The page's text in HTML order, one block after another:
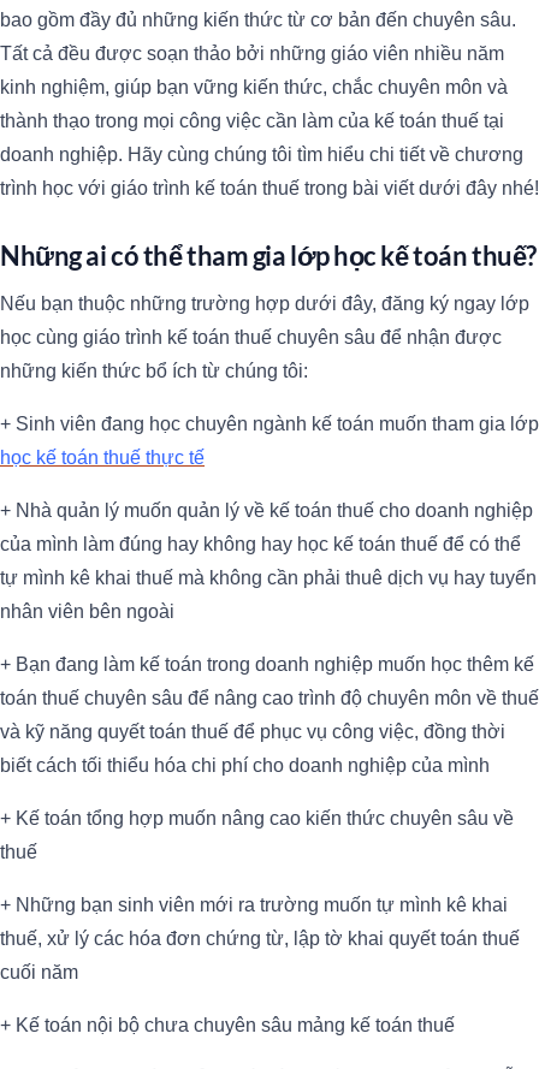
bao gồm đầy đủ những kiến thức từ cơ bản đến chuyên sâu.
Tất cả đều được soạn thảo bởi những giáo viên nhiều năm
kinh nghiệm, giúp bạn vững kiến thức, chắc chuyên môn và
thành thạo trong mọi công việc cần làm của kế toán thuế tại
doanh nghiệp. Hãy cùng chúng tôi tìm hiểu chi tiết về chương
trình học với giáo trình kế toán thuế trong bài viết dưới đây nhé!
Những ai có thể tham gia lớp học kế toán thuế?
Nếu bạn thuộc những trường hợp dưới đây, đăng ký ngay lớp
học cùng giáo trình kế toán thuế chuyên sâu để nhận được
những kiến thức bổ ích từ chúng tôi:
+ Sinh viên đang học chuyên ngành kế toán muốn tham gia lớp
học kế toán thuế thực tế
+ Nhà quản lý muốn quản lý về kế toán thuế cho doanh nghiệp
của mình làm đúng hay không hay học kế toán thuế để có thể
tự mình kê khai thuế mà không cần phải thuê dịch vụ hay tuyển
nhân viên bên ngoài
+ Bạn đang làm kế toán trong doanh nghiệp muốn học thêm kế
toán thuế chuyên sâu để nâng cao trình độ chuyên môn về thuế
và kỹ năng quyết toán thuế để phục vụ công việc, đồng thời
biết cách tối thiểu hóa chi phí cho doanh nghiệp của mình
+ Kế toán tổng hợp muốn nâng cao kiến thức chuyên sâu về
thuế
+ Những bạn sinh viên mới ra trường muốn tự mình kê khai
thuế, xử lý các hóa đơn chứng từ, lập tờ khai quyết toán thuế
cuối năm
+ Kế toán nội bộ chưa chuyên sâu mảng kế toán thuế